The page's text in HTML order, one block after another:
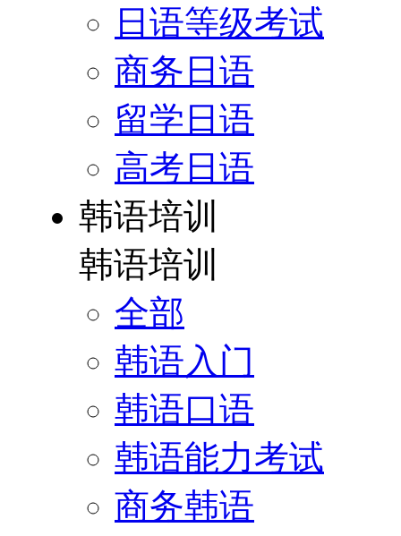
日语等级考试
商务日语
留学日语
高考日语
韩语培训
韩语培训
全部
韩语入门
韩语口语
韩语能力考试
商务韩语